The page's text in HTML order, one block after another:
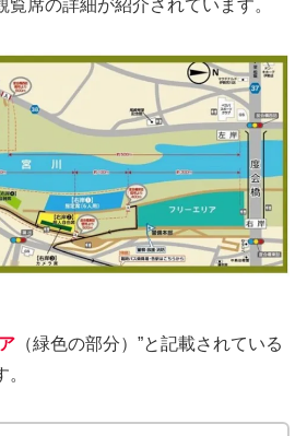
覧席の詳細が紹介されています。
（緑色の部分）”と記載されている
。